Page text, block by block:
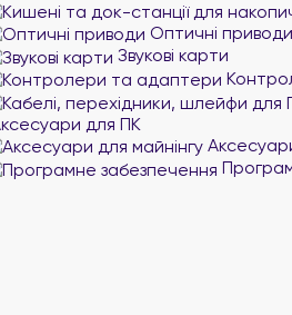
Оптичні приводи
Звукові карти
для ПК